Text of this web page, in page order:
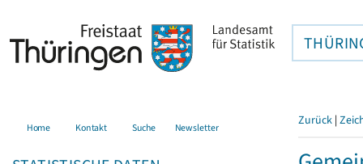
Home Kontakt Suche Newsletter Zurück |